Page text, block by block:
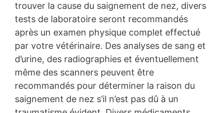
trouver la cause du saignement de nez, divers
tests de laboratoire seront recommandés
après un examen physique complet effectué
par votre vétérinaire. Des analyses de sang et
d’urine, des radiographies et éventuellement
même des scanners peuvent être
recommandés pour déterminer la raison du
saignement de nez s’il n’est pas dû à un